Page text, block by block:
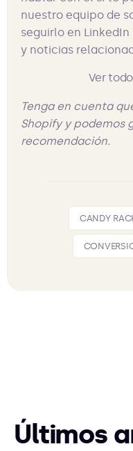
nuestro equipo de
seguirlo en
y noticias
Ver
Tenga en cuenta
Shopify y podemos
recomendación.
CANDY
Últimos